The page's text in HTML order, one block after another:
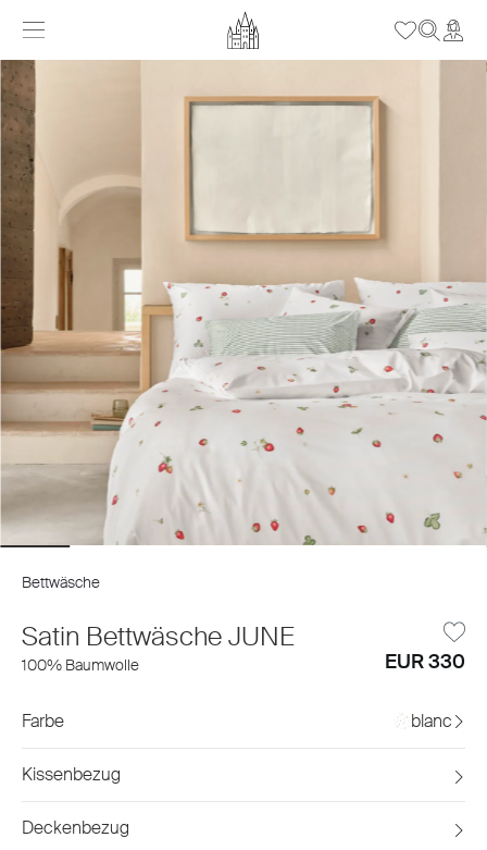
Bettwäsche
Satin Bettwäsche JUNE
100% Baumwolle EUR 330
Farbe blanc
Kissenbezug
Deckenbezug